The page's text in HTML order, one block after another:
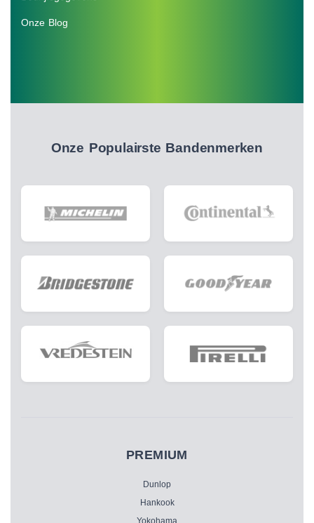
Onze Blog
Onze Populairste Bandenmerken
PREMIUM
Dunlop
Hankook
Yokohama